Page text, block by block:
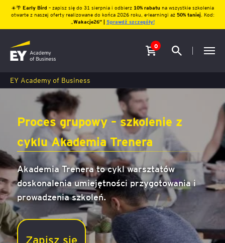
☀️🌴 Early Bird – zapisz się do 31 sierpnia i odbierz10% rabatu na wszystkie szkolenia
otwarte z naszej oferty realizowane do końca 2026 roku, e-learningi aż 50% taniej. Kod:
Wakacje26″ | Sprawdź szczegóły!
0
EY Academy of Business
Proces grupowy – szkolenie z
cyklu Akademia Trenera
Akademia Trenera to cykl warsztatów
doskonalenia umiejętności przygotowania i
prowadzenia szkoleń.
Zapisz się